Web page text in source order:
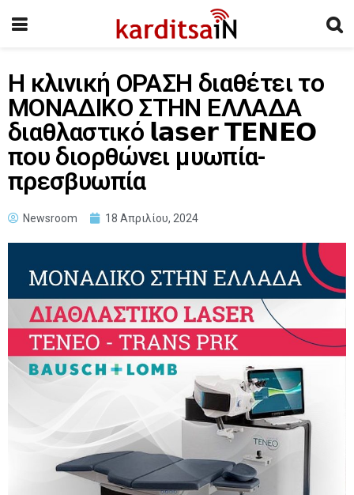
Η κλινική ΟΡΑΣΗ διαθέτει το
ΜΟΝΑΔΙΚΟ ΣΤΗΝ ΕΛΛΑΔΑ
διαθλαστικό 𝗹𝗮𝘀𝗲𝗿 𝗧𝗘𝗡𝗘𝗢
που διορθώνει μυωπία-
πρεσβυωπία
Newsroom 18 Απριλίου, 2024